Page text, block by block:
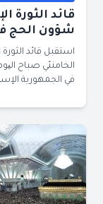
قائد الثورة
شؤون الحج
استقبل قائد
الخامنئي صباح
في الجمهورية